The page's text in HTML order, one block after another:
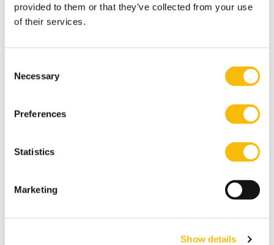
provided to them or that they’ve collected from your use
of their services.
Selection
Necessary
Preferences
Statistics
Marketing
Show details
organisaties te helpen in tijden van crisis.
Tags
Crisis